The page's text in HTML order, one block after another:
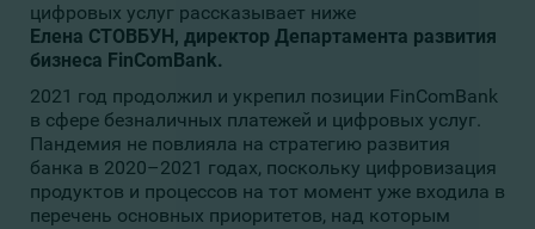
цифровых услуг рассказывает ниже
Елена СТОВБУН, директор Департамента развития
бизнеса FinComBank.
2021 год продолжил и укрепил позиции FinComBank
в сфере безналичных платежей и цифровых услуг.
Пандемия не повлияла на стратегию развития
банка в 2020–2021 годах, поскольку цифровизация
продуктов и процессов на тот момент уже входила в
перечень основных приоритетов, над которым